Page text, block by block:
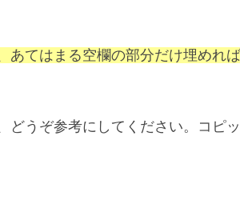
あてはまる空欄の部分だけ埋めれ
うぞ参考にしてください。コピッ